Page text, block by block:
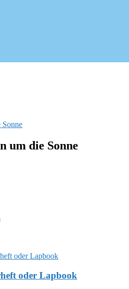
Sonne
um die Sonne
oder Lapbook